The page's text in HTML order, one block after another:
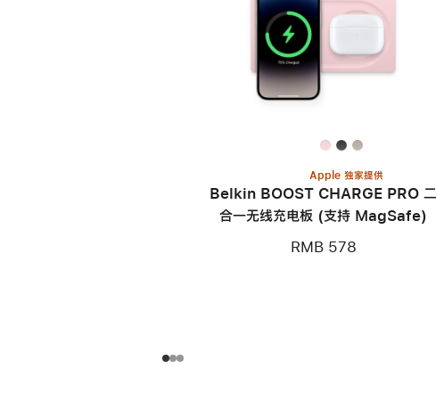
Apple 独家提供
Belkin BOOST CHARGE PRO 二
合一无线充电板 (支持 MagSafe)
RMB 578